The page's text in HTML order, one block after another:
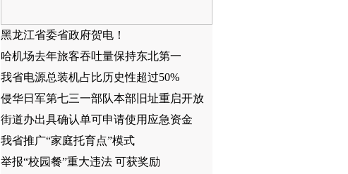
黑龙江省委省政府贺电！
哈机场去年旅客吞吐量保持东北第一
我省电源总装机占比历史性超过50%
侵华日军第七三一部队本部旧址重启开放
街道办出具确认单可申请使用应急资金
我省推广“家庭托育点”模式
举报“校园餐”重大违法 可获奖励